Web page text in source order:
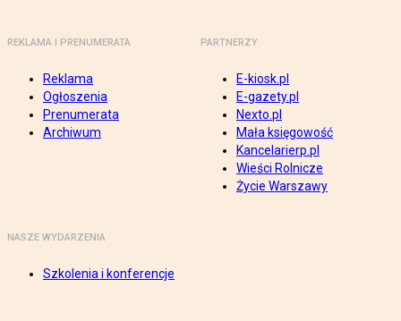
REKLAMA I PRENUMERATA
Reklama
Ogłoszenia
Prenumerata
Archiwum
PARTNERZY
E-kiosk.pl
E-gazety.pl
Nexto.pl
Mała księgowość
Kancelarierp.pl
Wieści Rolnicze
Życie Warszawy
NASZE WYDARZENIA
Szkolenia i konferencje